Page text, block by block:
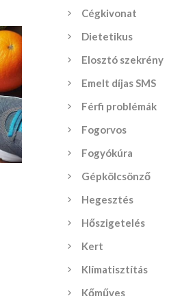
Cégkivonat
Dietetikus
Elosztó szekrény
Emelt díjas SMS
Férfi problémák
Fogorvos
Fogyókúra
Gépkölcsönző
Hegesztés
Hőszigetelés
Kert
Klímatisztítás
Kőműves